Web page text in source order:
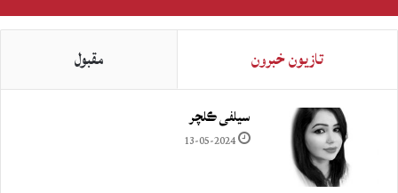
تازيون خبرون مقبول
سيلفي ڪلچر
13-05-2024